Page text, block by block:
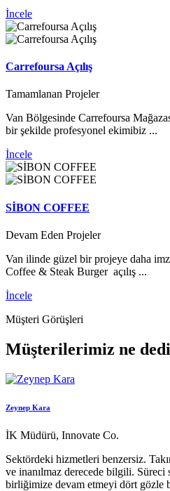
İncele
Carrefoursa Açılış
Tamamlanan Projeler
Van Bölgesinde Carrefoursa
bir şekilde profesyonel ekimibiz ...
İncele
SİBON COFFEE
Devam Eden Projeler
Van ilinde güzel bir projeye daha
Coffee & Steak Burger açılış ...
İncele
Müşteri Görüşleri
Müşterilerimiz ne
Zeynep Kara
İK Müdürü, Innovate Co.
Sektördeki hizmetleri benzersiz.
ve inanılmaz derecede bilgili.
birliğimize devam etmeyi dört gözle